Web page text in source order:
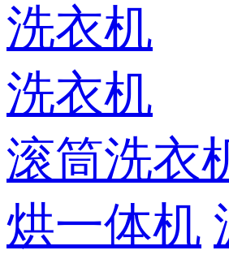
洗衣机
洗衣机
滚筒洗衣
烘一体机